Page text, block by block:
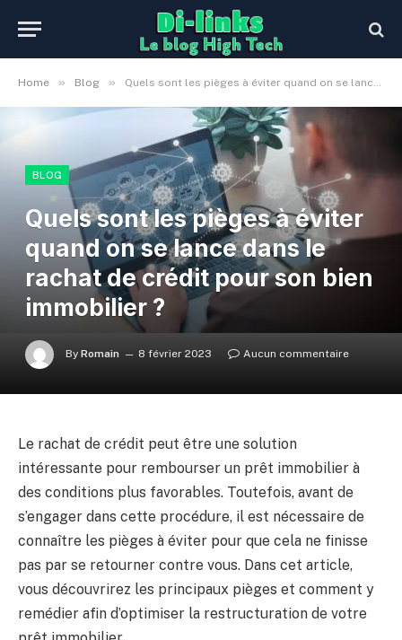
Home » Blog » Quels sont les pièges à éviter quand on se lance dans le rachat de crédit pour son bien immobilier ?
BLOG
Quels sont les pièges à éviter
quand on se lance dans le
rachat de crédit pour son bien
immobilier ?
By Romain 8 février 2023 Aucun commentaire
Le rachat de crédit peut être une solution
intéressante pour rembourser un prêt immobilier à
des conditions plus favorables. Toutefois, avant de
s’engager dans cette procédure, il est nécessaire de
connaître les pièges à éviter pour que cela ne finisse
pas par se retourner contre vous. Dans cet article,
vous découvrirez les principaux pièges et comment y
remédier afin d’optimiser la restructuration de votre